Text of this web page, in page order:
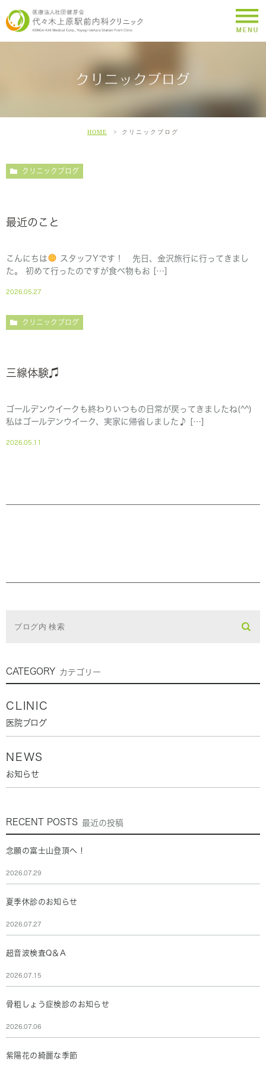
クリニックブログ
HOME クリニックブログ
クリニックブログ
最近のこと
こんにちは
スタッフYです！ 先日、金沢旅行に行ってきまし
た。 初めて行ったのですが食べ物もお […]
2026.05.27
クリニックブログ
三線体験♫
ゴールデンウイークも終わりいつもの日常が戻ってきましたね(^^)
私はゴールデンウイーク、実家に帰省しました♪ […]
2026.05.11
CATEGORY カテゴリー
CLINIC
医院ブログ
NEWS
お知らせ
RECENT POSTS 最近の投稿
念願の富士山登頂へ！
2026.07.29
夏季休診のお知らせ
2026.07.27
超音波検査Q＆A
2026.07.15
骨粗しょう症検診のお知らせ
2026.07.06
紫陽花の綺麗な季節